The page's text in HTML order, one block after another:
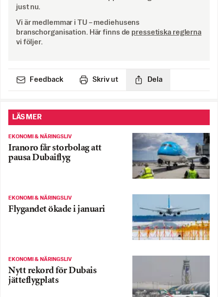
just nu.
Vi är medlemmar i TU – mediehusens
branschorganisation. Här finns de pressetiska reglerna
vi följer.
Feedback Skriv ut Dela
LÄS MER
EKONOMI & NÄRINGSLIV
Iranoro får storbolag att
pausa Dubaiflyg
EKONOMI & NÄRINGSLIV
Flygandet ökade i januari
EKONOMI & NÄRINGSLIV
Nytt rekord för Dubais
jätteflygplats